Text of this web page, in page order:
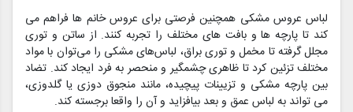
لباس عروس مشکی همچنین فرصتی برای عروس خانم ها فراهم می
کند تا پارچه ها و بافت های مختلف را تجربه کنند. از ساتن و توری
مجلل گرفته تا مخمل و توری براق، لباس‌های مشکی را می‌توان با مواد
مختلف تزئین کرد تا ظاهری چشمگیر و منحصر به فرد ایجاد کند. تضاد
بین پارچه مشکی و تزیینات پیچیده، مانند منجوق دوزی یا گلدوزی،
می تواند به لباس عمق و بعد بیافزاید و آن را واقعا برجسته کند.